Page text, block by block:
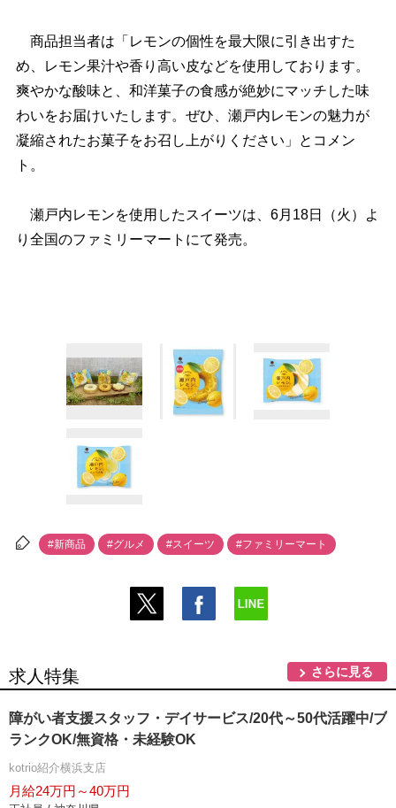
商品担当者は「レモンの個性を最大限に引き出すた
め、レモン果汁や香り高い皮などを使用しております。
爽やかな酸味と、和洋菓子の食感が絶妙にマッチした味
わいをお届けいたします。ぜひ、瀬戸内レモンの魅力が
凝縮されたお菓子をお召し上がりください」とコメン
ト。
瀬戸内レモンを使用したスイーツは、6月18日（火）よ
り全国のファミリーマートにて発売。
#新商品 #グルメ #スイーツ #ファミリーマート
求人特集 さらに見る
障がい者支援スタッフ・デイサービス/20代～50代活躍中/ブ
ランクOK/無資格・未経験OK
kotrio紹介横浜支店
月給24万円～40万円